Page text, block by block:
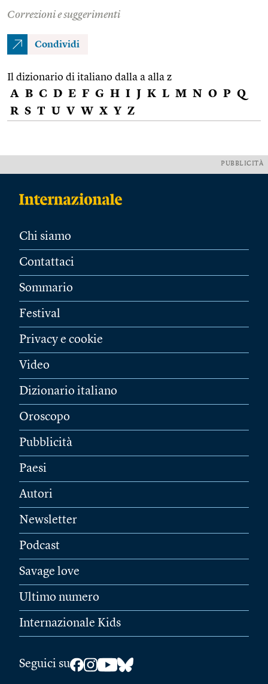
Correzioni e suggerimenti
Condividi
Il dizionario di italiano dalla a alla z
A B C D E F G H I J K L M N O P Q
R S T U V W X Y Z
PUBBLICITÀ
Chi siamo
Contattaci
Sommario
Festival
Privacy e cookie
Video
Dizionario italiano
Oroscopo
Pubblicità
Paesi
Autori
Newsletter
Podcast
Savage love
Ultimo numero
Internazionale Kids
Seguici su